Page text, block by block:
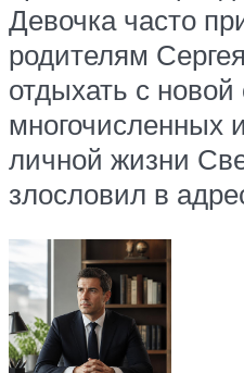
Девочка часто
родителям
отдыхать с
многочисленных
личной жизни
злословил в